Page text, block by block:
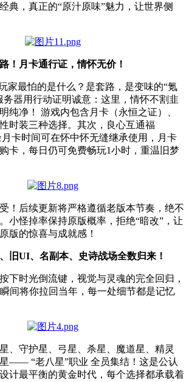
典，真正的“原汁原味”魅力，让世界侧
！月卡通行证，情怀无价！
家最怕的是什么？是套路，是变味的“氪
务器用行动证明诚意：这里，情怀不割韭
纯净！ 游戏内包含月卡（永恒之证）、
时装三种选择。其次，良心互通福
卡时间可在怀中怀无缝继承使用，月卡
卡，每日仍可免费畅玩1小时，重温旧梦
！后续更新将严格遵循老版本节奏，绝不
小怪掉率保持原版概率，拒绝“暗改”，让
版的惊喜与成就感！
旧UI、名副本、史诗战场全数归来！
下时光倒流键，视觉与灵魂的完全回归，
间将你拉回当年，每一处细节都是记忆
、守护星、弓星、杀星、魔道星、精灵
—— “老八星”职业 全员集结！这是公认
计最平衡的黄金时代，每个选择都承载着